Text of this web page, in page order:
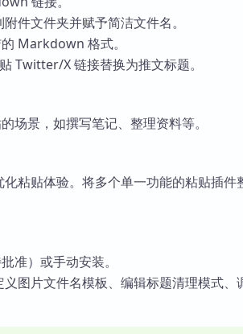
件文件夹并赋予简洁文件名。
Markdown 格式。
Twitter/X 链接替换为推文标题。
场景，如撰写笔记、整理资料等。
粘贴体验。将多个单一功能的粘贴插件
准）或手动安装。
图片文件名模板、编辑标题清理模式、